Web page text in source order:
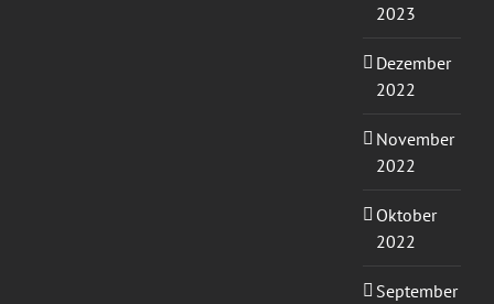
2023
Dezember
2022
November
2022
Oktober
2022
September